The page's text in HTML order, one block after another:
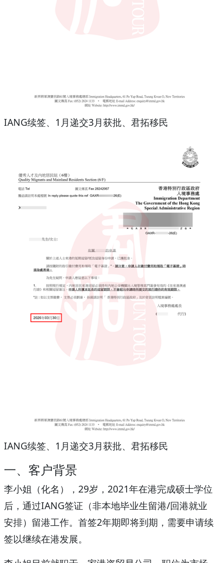
IANG续签、1月递交3月获批、君拓移民
IANG续签、1月递交3月获批、君拓移民
一、客户背景
李小姐（化名），29岁，2021年在港完成硕士学位
后，通过IANG签证（非本地毕业生留港/回港就业
安排）留港工作。首签2年期即将到期，需要申请续
签以继续在港发展。